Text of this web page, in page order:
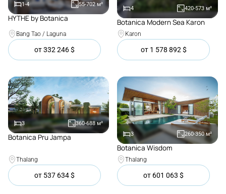
1-4 55-702 м²
Покупка
HYTHE by Botanica
Bang Tao / Laguna
от332 246$
4 420-573 м²
Botanica Modern Sea Karon
Karon
от 1 578 892 $
3 360-688 м²
Botanica Pru Jampa
Thalang
от 537 634$
3 260-350 м²
Botanica Wisdom
Thalang
от 601 063 $